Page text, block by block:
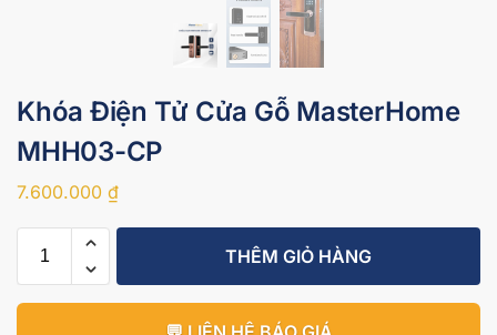
Khóa Điện Tử Cửa Gỗ MasterHome
MHH03-CP
7.600.000 ₫
THÊM GIỎ HÀNG